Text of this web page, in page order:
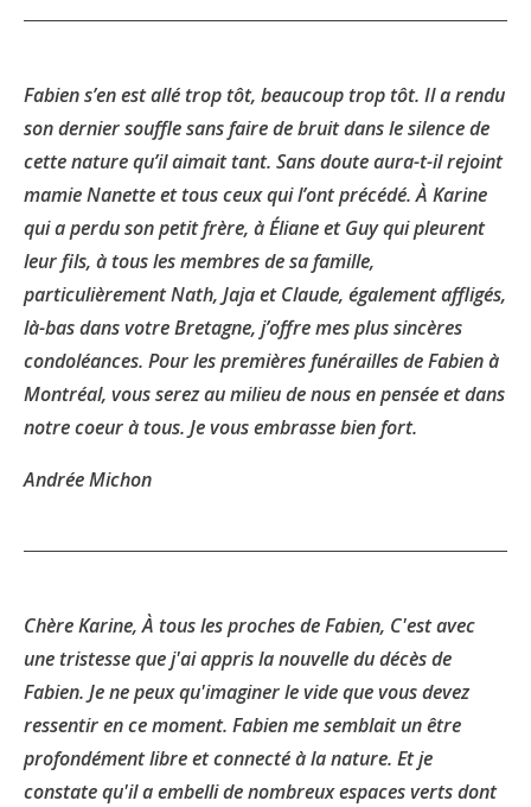
Fabien s’en est allé trop tôt, beaucoup trop tôt. Il a rendu
son dernier souffle sans faire de bruit dans le silence de
cette nature qu’il aimait tant. Sans doute aura-t-il rejoint
mamie Nanette et tous ceux qui l’ont précédé. À Karine
qui a perdu son petit frère, à Éliane et Guy qui pleurent
leur fils, à tous les membres de sa famille,
particulièrement Nath, Jaja et Claude, également affligés,
là-bas dans votre Bretagne, j’offre mes plus sincères
condoléances. Pour les premières funérailles de Fabien à
Montréal, vous serez au milieu de nous en pensée et dans
notre coeur à tous. Je vous embrasse bien fort.
Andrée Michon
Chère Karine, À tous les proches de Fabien, C'est avec
une tristesse que j'ai appris la nouvelle du décès de
Fabien. Je ne peux qu'imaginer le vide que vous devez
ressentir en ce moment. Fabien me semblait un être
profondément libre et connecté à la nature. Et je
constate qu'il a embelli de nombreux espaces verts dont